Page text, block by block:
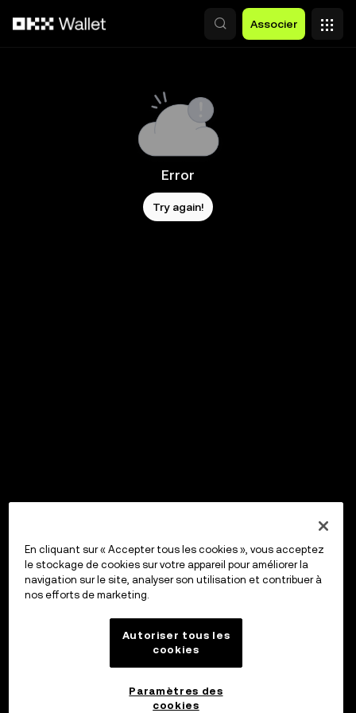
Associer
Error
Try again!
En cliquant sur « Accepter tous les cookies », vous acceptez
le stockage de cookies sur votre appareil pour améliorer la
navigation sur le site, analyser son utilisation et contribuer à
nos efforts de marketing.
Autoriser tous les
cookies
Paramètres des
cookies